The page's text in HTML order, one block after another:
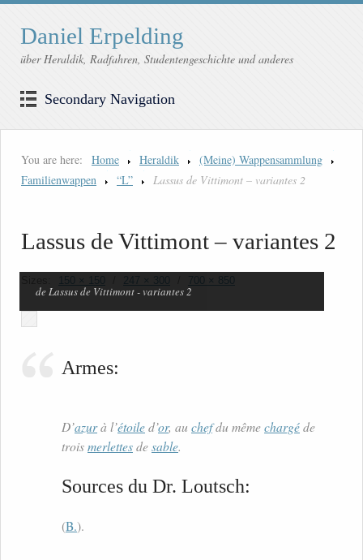
Daniel Erpelding
über Heraldik, Radfahren, Studentengeschichte und anderes
Secondary Navigation
You are here: Home Heraldik
(Meine) Wappensammlung
Familienwappen
“L” Lassus de Vittimont – variantes 2
Lassus de Vittimont – variantes 2
150 × 150 247 × 300 700 × 850
de Lassus de Vittimont - variantes 2
Armes:
D’azurà l’étoiled’or, au chefdu mêmechargéde
troismerlettesdesable.
Sources du Dr. Loutsch:
(B.).